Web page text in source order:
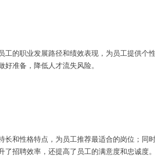
的职业发展路径和绩效表现，为员工提供个
好准备，降低人才流失风险。
和性格特点，为员工推荐最适合的岗位；同
了招聘效率，还提高了员工的满意度和忠诚度